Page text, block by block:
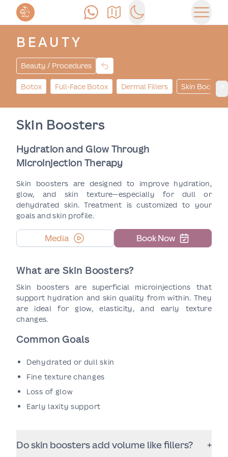
AnrufenAnfahrtSwitch to dark mode
BEAUTY
Beauty / Procedures
Botox Full-Face Botox Dermal Fillers Skin Boosters
Skin Boosters
Hydration and Glow Through
Microinjection Therapy
Skin boosters are designed to improve hydration,
glow, and skin texture—especially for dull or
dehydrated skin. Treatment is customized to your
goals and skin profile.
Book Now
Media
What are Skin Boosters?
Skin boosters are superficial microinjections that
support hydration and skin quality from within. They
are ideal for glow, elasticity, and early texture
changes.
Common Goals
Dehydrated or dull skin
Fine texture changes
Loss of glow
Early laxity support
Do skin boosters add volume like fillers? +